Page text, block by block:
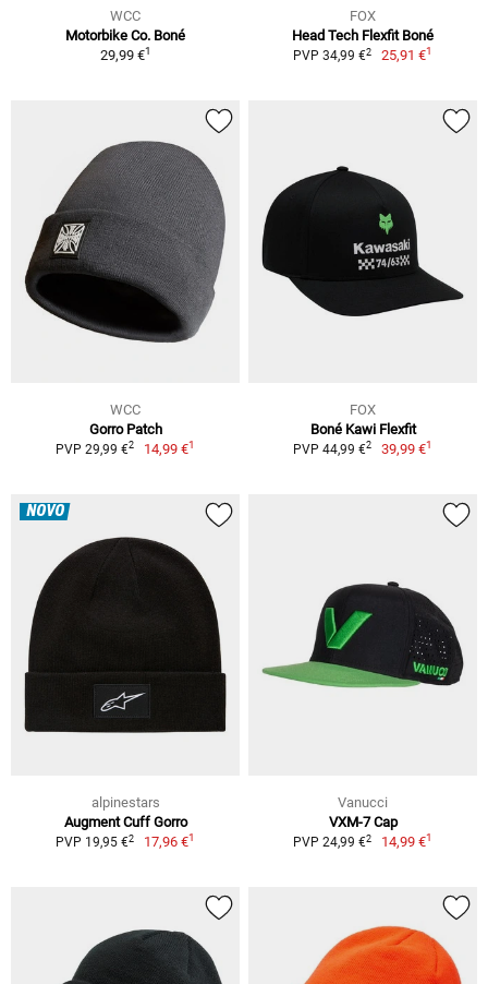
WCC
Motorbike Co. Boné
29,99 €1
FOX
Head Tech Flexfit Boné
PVP 34,99 €2 25,91 €1
WCC
Gorro Patch
PVP 29,99 €2 14,99 €1
FOX
Boné Kawi Flexfit
PVP 44,99 €2 39,99 €1
NOVO
alpinestars
Augment Cuff Gorro
PVP 19,95 €2 17,96 €1
Vanucci
VXM-7 Cap
PVP 24,99 €2 14,99 €1